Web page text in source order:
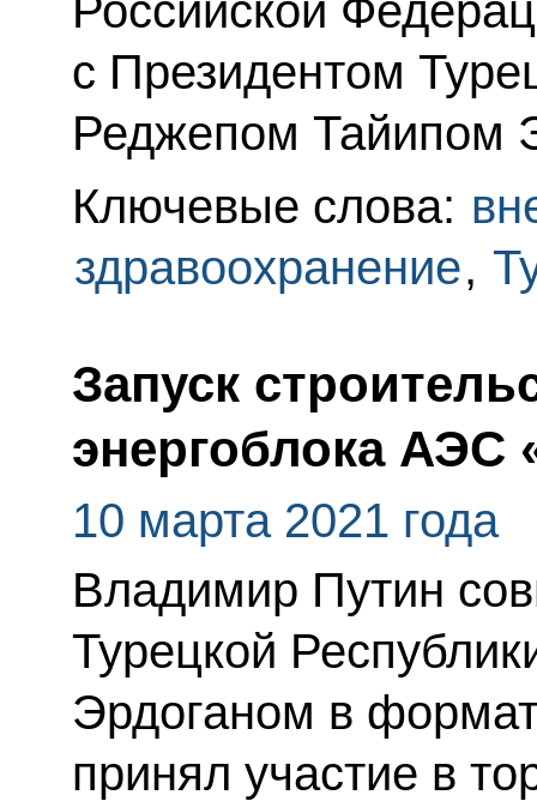
Российской
с Президентом
Реджепом Тайипом
Ключевые слова:
здравоохранение,
Запуск
энергоблока АЭС
10 марта 2021 года
Владимир Путин
Турецкой
Эрдоганом в
принял участие в